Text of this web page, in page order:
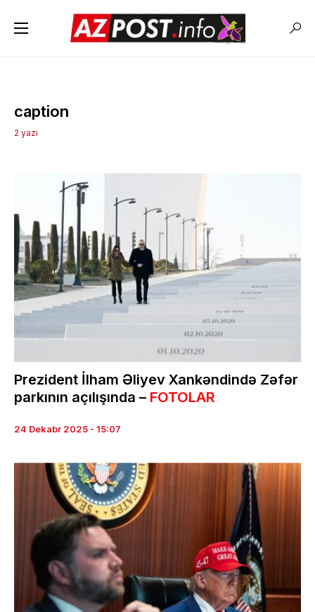
caption
2 yazı
Prezident İlham Əliyev Xankəndində Zəfər
parkının açılışında – FOTOLAR
24 Dekabr 2025 - 15:07